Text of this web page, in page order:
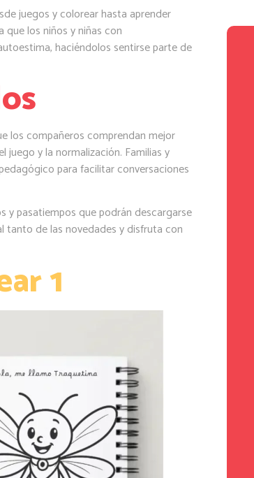
juegos y colorear hasta aprender
los niños y niñas con
haciéndolos sentirse parte de
los compañeros comprendan mejor
juego y la normalización. Familias y
para facilitar conversaciones
y pasatiempos que podrán descargarse
tanto de las novedades y disfruta con
1